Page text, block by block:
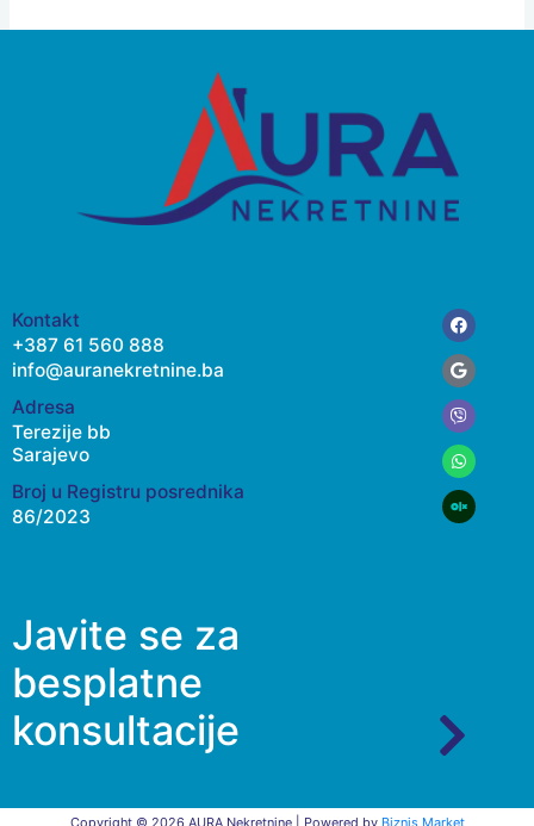
Kontakt
+387 61 560 888
info@auranekretnine.ba
Adresa
Terezije bb
Sarajevo
Broj u Registru posrednika
86/2023
Facebook
Google
Viber
Javite se za
besplatne
konsultacije
Copyright © 2026 AURA Nekretnine | Powered by Biznis Market